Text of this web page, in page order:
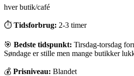
hver butik/café
⏱ Tidsforbrug: 2-3 timer
🎯 Bedste tidspunkt: Tirsdag-torsdag
Søndage er stille men mange butikker
💰 Prisniveau: Blandet